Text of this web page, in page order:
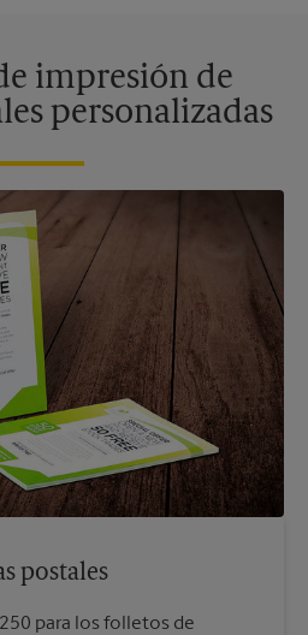
impresión de
personalizadas
postales
para los folletos de